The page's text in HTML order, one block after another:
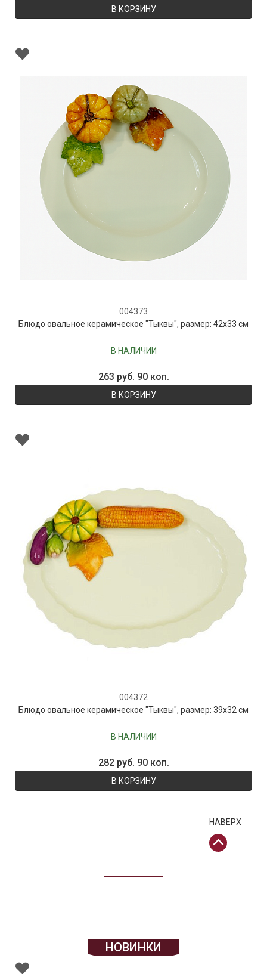
В КОРЗИНУ
004373
Блюдо овальное керамическое "Тыквы", размер: 42x33 см
В НАЛИЧИИ
263 руб. 90 коп.
В КОРЗИНУ
004372
Блюдо овальное керамическое "Тыквы", размер: 39x32 см
В НАЛИЧИИ
282 руб. 90 коп.
В КОРЗИНУ
НАВЕРХ
НОВИНКИ